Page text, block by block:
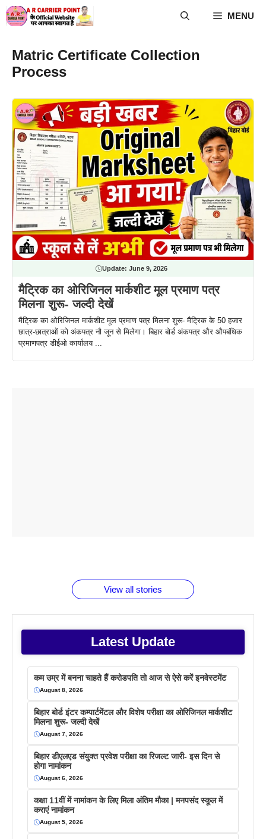
Skip
to
MENU
Matric Certificate Collection
Process
Update: June 9, 2026
मैट्रिक का ओरिजिनल मार्कशीट मूल प्रमाण पत्र
मिलना शुरू- जल्दी देखें
मैट्रिक का ओरिजिनल मार्कशीट मूल प्रमाण पत्र मिलना शुरू- मैट्रिक के 50 हजार
छात्र-छात्राओं को अंकपत्र नौ जून से मिलेगा। बिहार बोर्ड अंकपत्र और औपबंधिक
प्रमाणपत्र डीईओ कार्यालय ...
View all stories
Latest Update
कम उम्र में बनना चाहते हैं करोडपति तो आज से ऐसे करें इनवेस्टमेंट
August 8, 2026
बिहार बोर्ड इंटर कम्पार्टमेंटल और विशेष परीक्षा का ओरिजिनल मार्कशीट
मिलना शुरू- जल्दी देखें
August 7, 2026
बिहार डीएलएड संयुक्त प्रवेश परीक्षा का रिजल्ट जारी- इस दिन से
होगा नामांकन
August 6, 2026
कक्षा 11वीं में नामांकन के लिए मिला अंतिम मौका | मनपसंद स्कूल में
कराएं नामांकन
August 5, 2026